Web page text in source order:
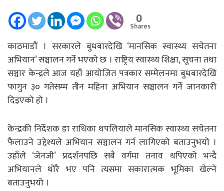
0
Shares
काठमाडाैं । सरकारले बुधबारदेखि ‘मानसिक स्वास्थ्य सचेतना
अभियान’ सञ्चालन गर्ने भएको छ । राष्ट्रिय स्वास्थ्य शिक्षा, सूचना तथा
सञ्चार केन्द्रले आज यहाँ आयोजित पत्रकार सम्मेलनमा बुधबारदेखि
फागुन ३० गतेसम्म तीन महिना अभियान सञ्चालन गर्ने जानकारी
दिइएको हो ।
केन्द्रकी निर्देशक डा राधिका थपलियाले मानसिक स्वास्थ्य सचेतना
फैलाउने उद्देश्यले अभियान सञ्चालन गर्न लागिएको बताउनुभयो ।
उहाँले ‘जेनजी’ प्रदर्शनपछि सबै वर्गमा तनाव थपिएको भन्दै
अभियानले थोरै भए पनि त्यसमा सकारात्मक भूमिका खेल्ने
बताउनुभयो ।